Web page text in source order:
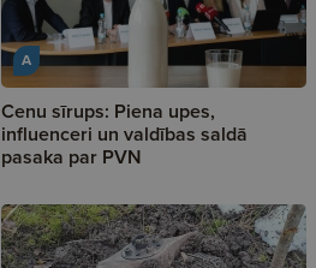
A
Cenu sīrups: Piena upes,
influenceri un valdības saldā
pasaka par PVN